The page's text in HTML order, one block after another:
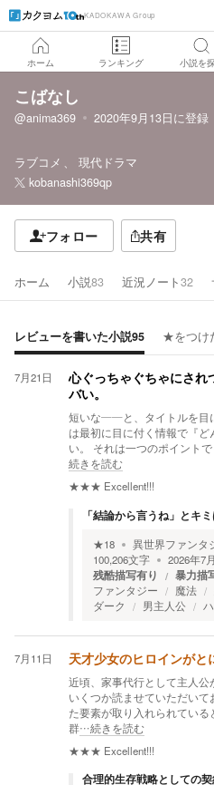
KADOKAWA Group
ホーム ランキング 小説を
こばなし
@anima369 2020年9月13日に登録
ラブコメ
現代ドラマ
kobanashi369qp
フォロー 共有
ホーム 小説83 近況ノート32
レビューを書いた小説95 ★をつけ
7月21日
心ぐっちゃぐちゃにされ
バい。
短いな――と、タイトルを目
は最初に目に付く情報で『
い。 それは一つのポイント
続きを読む
★★★ Excellent!!!
「結論から言うね」とキミ
★18 異世界ファンタ
100,206文字 2026年7
残酷描写有り 暴力描
ファンタジー 魔法
ダーク
男主人公
7月11日 天才少女のヒロインがと
近頃、家事代行として主人
いくつか読ませていただい
た要素が取り入れられてい
群…続きを読む
★★★ Excellent!!!
合理的生存戦略としての